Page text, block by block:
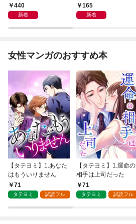
440
新着
165
新着
女性マンガのおすすめ本
【タテヨミ】1.あなた
はもういりません
71
タテヨミ 試読フル
【タテヨミ】1.運命の
相手は上司だった
71
タテヨミ 試読フル